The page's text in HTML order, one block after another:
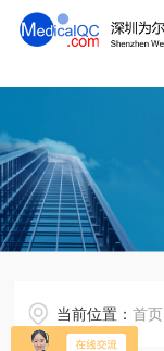
当前位置：首页